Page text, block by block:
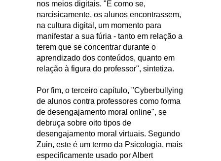
nos meios digitais. "É como se,
narcisicamente, os alunos encontrassem,
na cultura digital, um momento para
manifestar a sua fúria - tanto em relação a
terem que se concentrar durante o
aprendizado dos conteúdos, quanto em
relação à figura do professor", sintetiza.
Por fim, o terceiro capítulo, "Cyberbullying
de alunos contra professores como forma
de desengajamento moral online", se
debruça sobre oito tipos de
desengajamento moral virtuais. Segundo
Zuin, este é um termo da Psicologia, mais
especificamente usado por Albert